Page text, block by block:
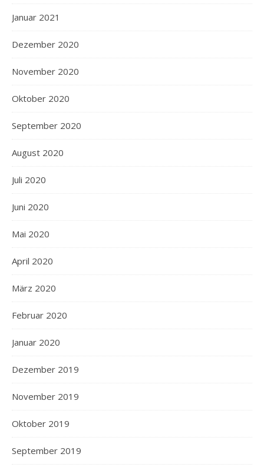
Januar 2021
Dezember 2020
November 2020
Oktober 2020
September 2020
August 2020
Juli 2020
Juni 2020
Mai 2020
April 2020
März 2020
Februar 2020
Januar 2020
Dezember 2019
November 2019
Oktober 2019
September 2019